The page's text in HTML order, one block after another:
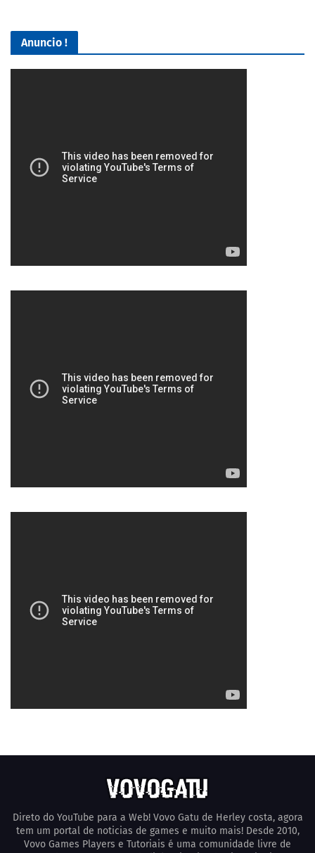
Anuncio !
Direto do YouTube para a Web! Vovo Gatu de Herley costa, agora
tem um portal de noticias de games e muito mais! Desde 2010,
Vovo Games Players e Tutoriais é uma comunidade livre de